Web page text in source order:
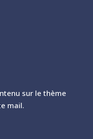
sur le thème
mail.